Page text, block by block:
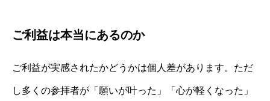
ご利益は本当にあるのか
ご利益が実感されたかどうかは個人差があります。ただ
し多くの参拝者が「願いが叶った」「心が軽くなった」